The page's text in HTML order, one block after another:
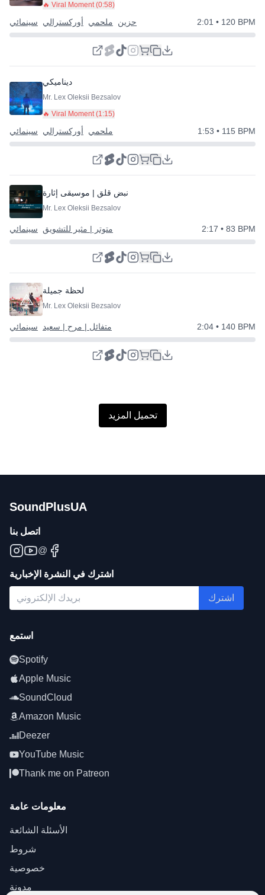
🔥 Viral Moment (0:58)
سينمائي أوركسترالي ملحمي حزين 2:01 • 120 BPM
ديناميكي
Mr. Lex Oleksii Bezsalov
🔥 Viral Moment (1:15)
سينمائي أوركسترالي ملحمي 1:53 • 115 BPM
نبض قلق | موسيقى إثارة
Mr. Lex Oleksii Bezsalov
سينمائي متوتر | مثير للتشويق 2:17 • 83 BPM
لحظة جميلة
Mr. Lex Oleksii Bezsalov
سينمائي متفائل | مرح | سعيد 2:04 • 140 BPM
تحميل المزيد
SoundPlusUA
اتصل بنا
@
اشترك في النشرة الإخبارية
اشترك
استمع
Spotify
Apple Music
SoundCloud
Amazon Music
Deezer
YouTube Music
Thank me on Patreon
معلومات عامة
الأسئلة الشائعة
شروط
خصوصية
مدونة